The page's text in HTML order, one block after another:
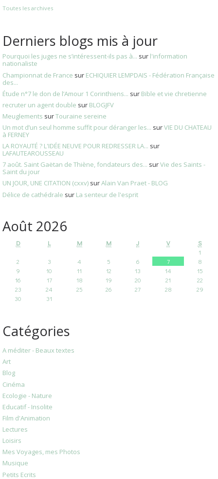
Toutes les archives
Derniers blogs mis à jour
Pourquoi les juges ne s’intéressent-ils pas à... sur l'information
nationaliste
Championnat de France sur ECHIQUIER LEMPDAIS - Fédération Française
des...
Étude n°7 le don de l’Amour 1 Corinthiens... sur Bible et vie chretienne
recruter un agent double sur BLOGJFV
Meuglements surTouraine sereine
Un mot d’un seul homme suffit pour déranger les... surVIE DU CHATEAU
à FERNEY
LA ROYAUTÉ ? L'IDÉE NEUVE POUR REDRESSER LA... sur
LAFAUTEAROUSSEAU
7 août. Saint Gaëtan de Thiène, fondateurs des... surVie des Saints -
Saint du jour
UN JOUR, UNE CITATION (cxxv) surAlain Van Praet - BLOG
Délice de cathédrale sur La senteur de l'esprit
Août 2026
D L M M J V
S
1
2
3 4 5 6 7
8
9
10 11 12 13 14
15
16
17 18 19 20 21
22
23
24 25 26 27 28
29
30
31
Catégories
A méditer - Beaux textes
Art
Blog
Cinéma
Ecologie - Nature
Educatif - Insolite
Film d'Animation
Lectures
Loisirs
Mes Voyages, mes Photos
Musique
Petits Ecrits